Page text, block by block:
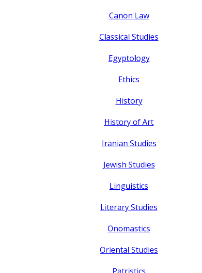
Canon Law
Classical Studies
Egyptology
Ethics
History
History of Art
Iranian Studies
Jewish Studies
Linguistics
Literary Studies
Onomastics
Oriental Studies